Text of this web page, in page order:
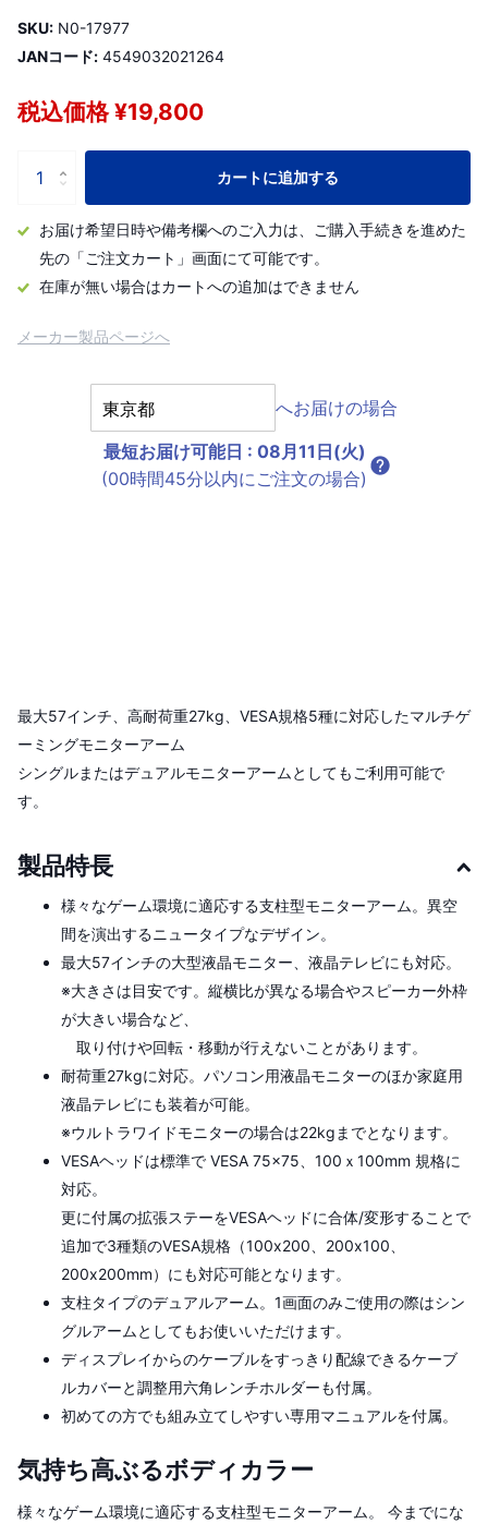
SKU: N0-17977
JANコード: 4549032021264
税込価格 ¥19,800
カートに追加する
お届け希望日時や備考欄へのご入力は、ご購入手続きを進めた
先の「ご注文カート」画面にて可能です。
在庫が無い場合はカートへの追加はできません
メーカー製品ページへ
へお届けの場合
最短お届け可能日 : 08月11日(火)
(00時間45分以内にご注文の場合)
最大57インチ、高耐荷重27kg、VESA規格5種に対応したマルチゲ
ーミングモニターアーム
シングルまたはデュアルモニターアームとしてもご利用可能で
す。
製品特長
様々なゲーム環境に適応する支柱型モニターアーム。異空
間を演出するニュータイプなデザイン。
最大57インチの大型液晶モニター、液晶テレビにも対応。
※大きさは目安です。縦横比が異なる場合やスピーカー外枠
が大きい場合など、
取り付けや回転・移動が行えないことがあります。
耐荷重27kgに対応。パソコン用液晶モニターのほか家庭用
液晶テレビにも装着が可能。
※ウルトラワイドモニターの場合は22kgまでとなります。
VESAヘッドは標準で VESA 75x75、100ｘ100mm 規格に
対応。
更に付属の拡張ステーをVESAヘッドに合体/変形することで
追加で3種類のVESA規格（100x200、200x100、
200x200mm）にも対応可能となります。
支柱タイプのデュアルアーム。1画面のみご使用の際はシン
グルアームとしてもお使いいただけます。
ディスプレイからのケーブルをすっきり配線できるケーブ
ルカバーと調整用六角レンチホルダーも付属。
初めての方でも組み立てしやすい専用マニュアルを付属。
気持ち高ぶるボディカラー
様々なゲーム環境に適応する支柱型モニターアーム。 今までにな